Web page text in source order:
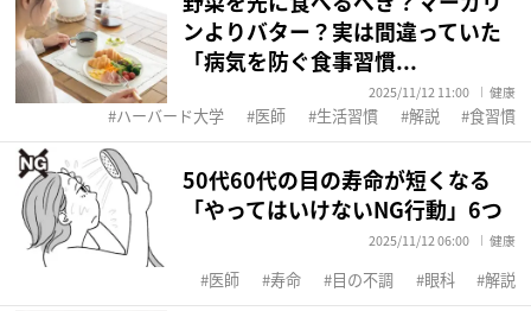
ンよりバター？実は間違っていた
「病気を防ぐ食事習慣...
2025/11/12 11:00 健康
ハーバード大学 医師 生活習慣 解説 食習慣
50代60代の目の寿命が短くなる
「やってはいけないNG行動」6つ
2025/11/12 06:00 健康
医師 寿命 目の不調 眼科 解説